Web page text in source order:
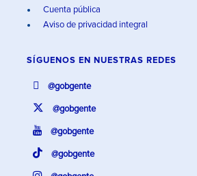
Cuenta pública
Aviso de privacidad integral
SÍGUENOS EN NUESTRAS REDES
@gobgente
@gobgente
@gobgente
@gobgente